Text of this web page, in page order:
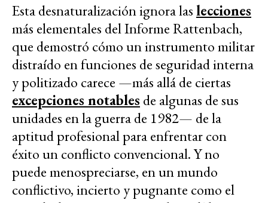
Esta desnaturalización ignora laslecciones
más elementales del Informe Rattenbach,
que demostró cómo un instrumento militar
distraído en funciones de seguridad interna
y politizado carece —más allá de ciertas
excepciones notables de algunas de sus
unidades en la guerra de 1982— de la
aptitud profesional para enfrentar con
éxito un conflicto convencional. Y no
puede menospreciarse, en un mundo
conflictivo, incierto y pugnante como el